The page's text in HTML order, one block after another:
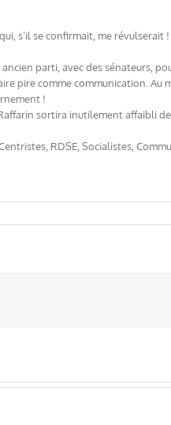
qui, s’il se confirmait, me
parti, avec des sénateurs,
pire comme communication.
!
sortira inutilement affaibli
RDSE, Socialistes,